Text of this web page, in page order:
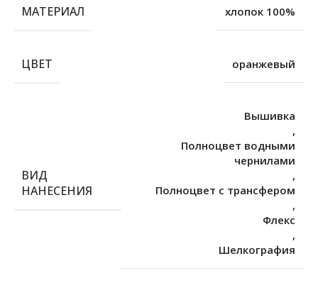
МАТЕРИАЛ хлопок 100%
ЦВЕТ оранжевый
ВИД
НАНЕСЕНИЯ
Вышивка
,
Полноцвет водными
чернилами
,
Полноцвет с трансфером
,
Флекс
,
Шелкография